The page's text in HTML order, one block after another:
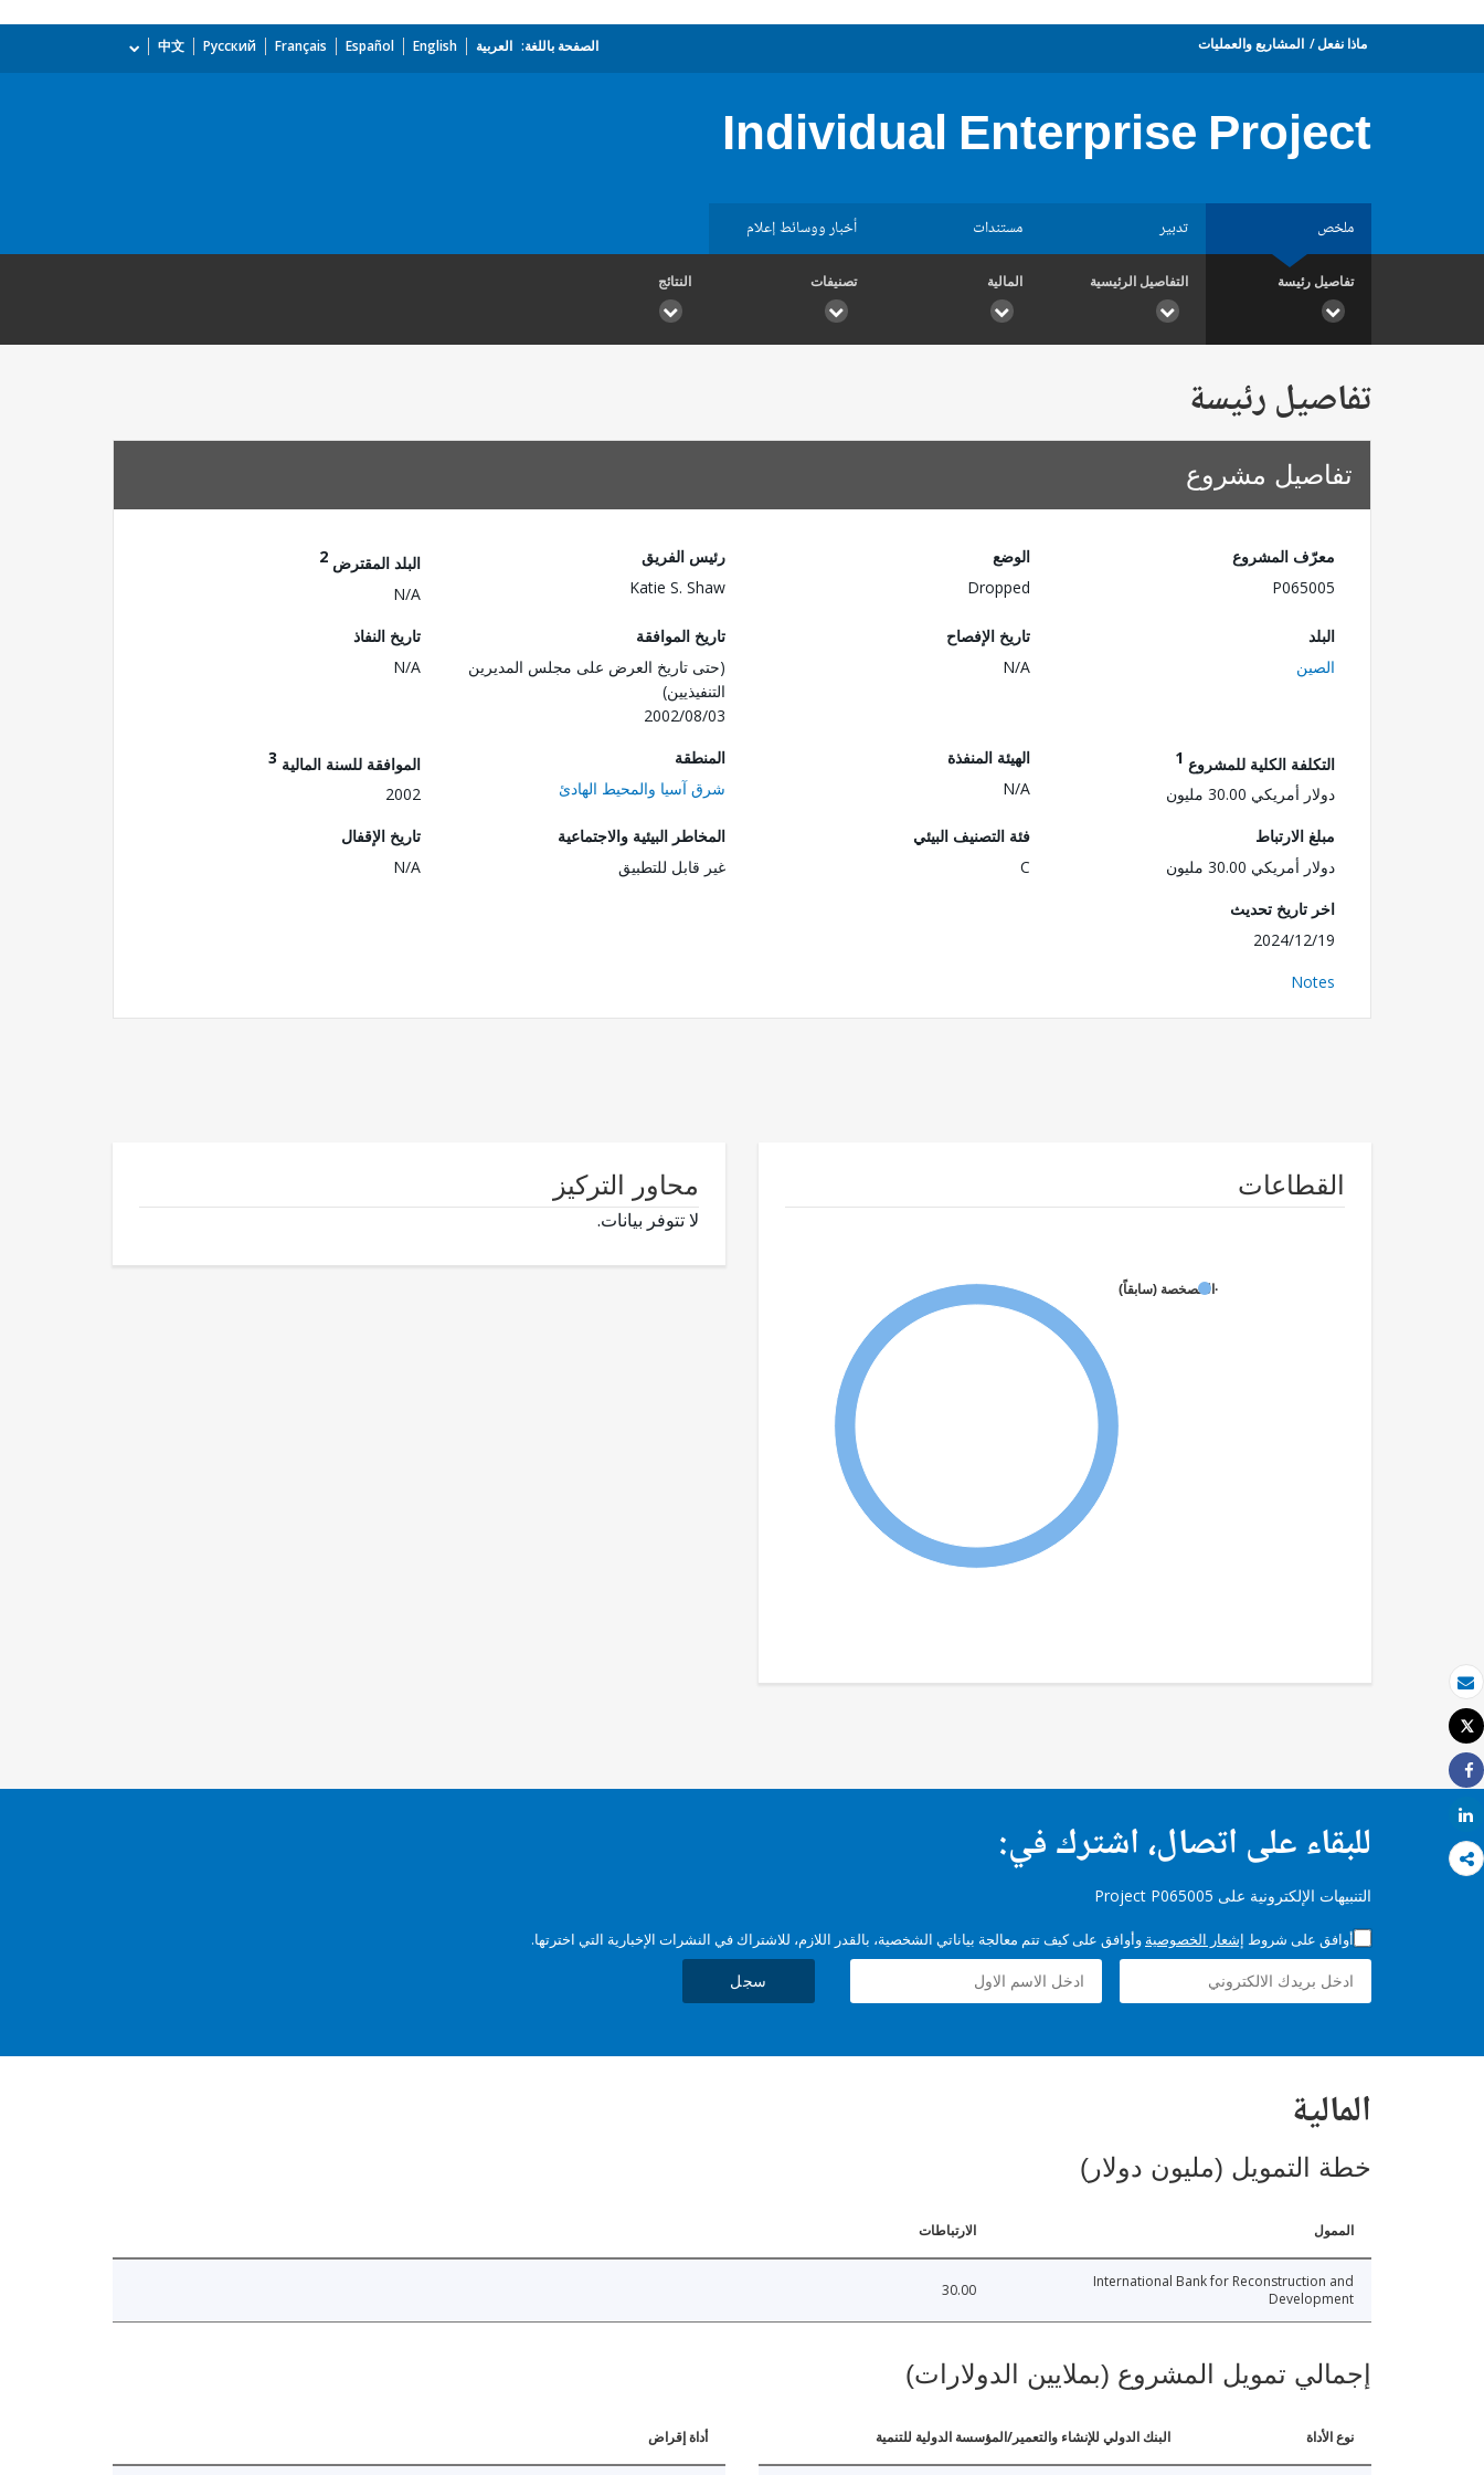
بريد الكتروني
طباعة
Tweet
Share
Share
ماذا نفعل المشاريع والعمليات الصفحة باللغة: العربية English
Español
Français
Русский
中文
Individual Enterprise Project
ملخص تدبير مستندات أخبار ووسائط إعلام
تفاصيل رئيسة التفاصيل الرئيسية المالية تصنيفات النتائج
تفاصيل رئيسة
تفاصيل مشروع
معرّف المشروع
P065005
الوضع
Dropped
رئيس الفريق
Katie S. Shaw
البلد المقترض 2
N/A
البلد
الصين
تاريخ الإفصاح
N/A
تاريخ الموافقة
(حتى تاريخ العرض على مجلس المديرين
التنفيذيين)
2002/08/03
تاريخ النفاذ
N/A
التكلفة الكلية للمشروع 1
دولار أمريكي 30.00 مليون
الهيئة المنفذة
N/A
المنطقة
شرق آسيا والمحيط الهادئ
الموافقة للسنة المالية 3
2002
مبلغ الارتباط
دولار أمريكي 30.00 مليون
فئة التصنيف البيئي
C
المخاطر البيئية والاجتماعية
غير قابل للتطبيق
تاريخ الإقفال
N/A
اخر تاريخ تحديث
2024/12/19
Notes
القطاعات
·الخصخصة (سابقاً)
محاور التركيز
لا تتوفر بيانات.
للبقاء على اتصال، اشترك في:
التنبيهات الإلكترونية على Project P065005
أوافق على شروط إشعار الخصوصية وأوافق على كيف تتم معالجة بياناتي الشخصية، بالقدر اللازم، للاشتراك في النشرات الإخبارية التي اخترتها.
سجل
المالية
خطة التمويل (مليون دولار)
الممول الارتباطات
International Bank for Reconstruction and
Development
30.00
إجمالي تمويل المشروع (بملايين الدولارات)
نوع الأداة البنك الدولي للإنشاء والتعمير/المؤسسة الدولية للتنمية أداة إقراض